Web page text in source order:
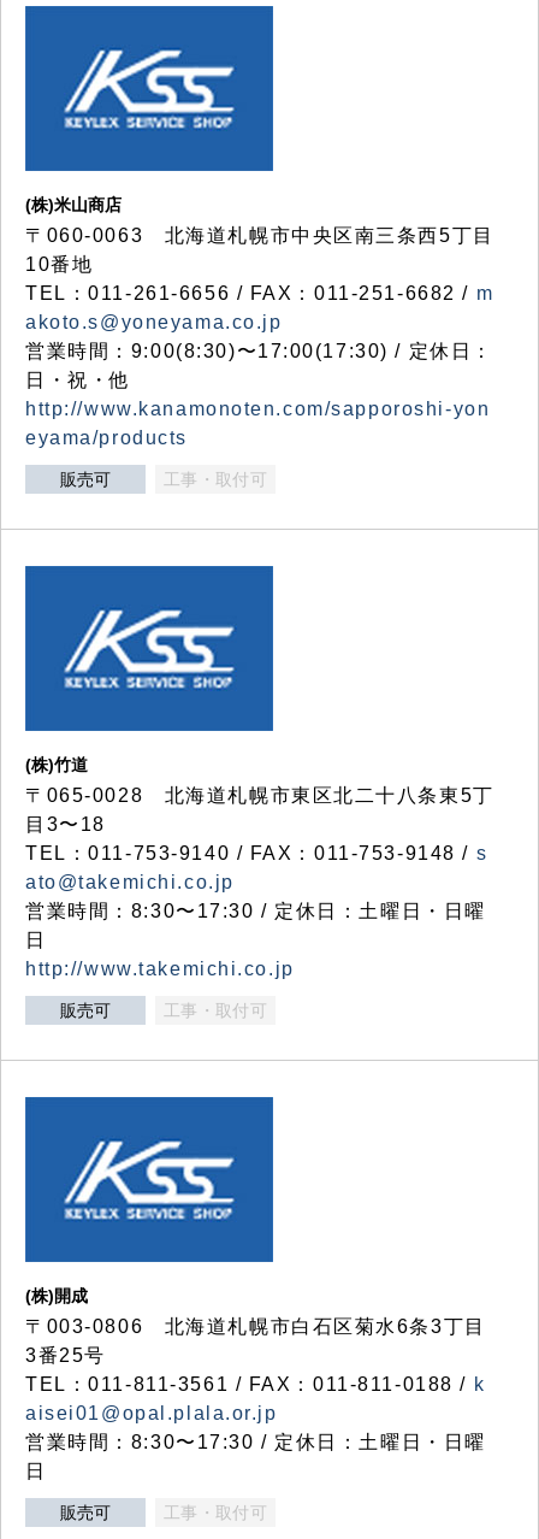
(株)米山商店
〒060-0063 北海道札幌市中央区南三条西5丁目
10番地
TEL：011-261-6656 / FAX：011-251-6682 / m
akoto.s@yoneyama.co.jp
営業時間：9:00(8:30)〜17:00(17:30) / 定休日：
日・祝・他
http://www.kanamonoten.com/sapporoshi-yon
eyama/products
販売可 工事・取付可
(株)竹道
〒065-0028 北海道札幌市東区北二十八条東5丁
目3〜18
TEL：011-753-9140 / FAX：011-753-9148 / s
ato@takemichi.co.jp
営業時間：8:30〜17:30 / 定休日：土曜日・日曜
日
http://www.takemichi.co.jp
販売可 工事・取付可
(株)開成
〒003-0806 北海道札幌市白石区菊水6条3丁目
3番25号
TEL：011-811-3561 / FAX：011-811-0188 / k
aisei01@opal.plala.or.jp
営業時間：8:30〜17:30 / 定休日：土曜日・日曜
日
販売可 工事・取付可